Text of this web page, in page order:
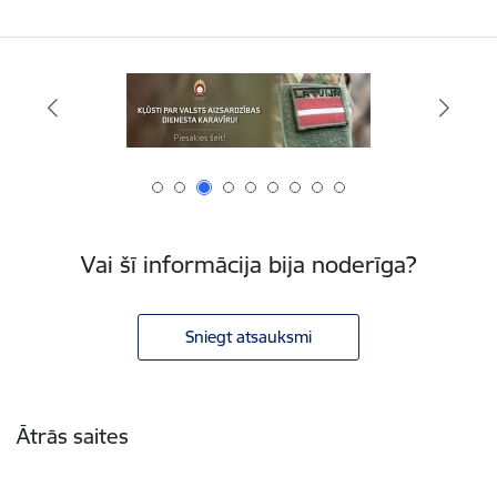
Vai šī informācija bija noderīga?
Sniegt atsauksmi
Ātrās saites